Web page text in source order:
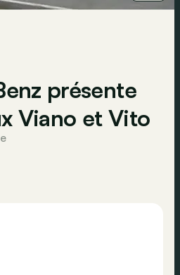
présente
Viano et Vito